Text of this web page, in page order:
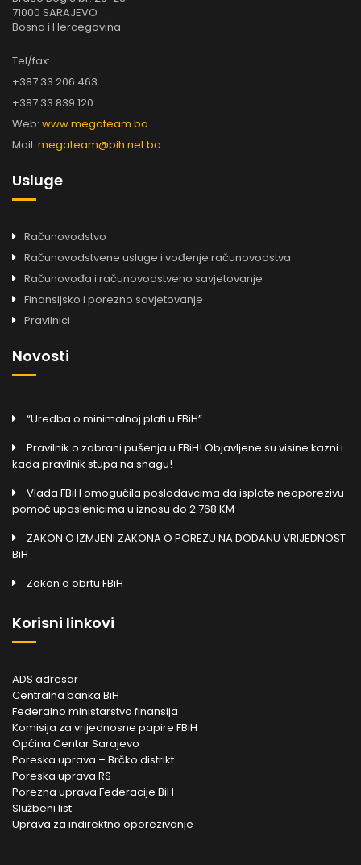
71000 SARAJEVO
Bosna i Hercegovina
Tel/fax:
+387 33 206 463
+387 33 839 120
Web: www.megateam.ba
Mail: megateam@bih.net.ba
Usluge
Računovodstvo
Računovodstvene usluge i vođenje računovodstva
Računovođa i računovodstveno savjetovanje
Finansijsko i porezno savjetovanje
Pravilnici
Novosti
“Uredba o minimalnoj plati u FBiH”
Pravilnik o zabrani pušenja u FBiH! Objavljene su visine kazni i
kada pravilnik stupa na snagu!
Vlada FBiH omogućila poslodavcima da isplate neoporezivu
pomoć uposlenicima u iznosu do 2.768 KM
ZAKON O IZMJENI ZAKONA O POREZU NA DODANU VRIJEDNOST
BiH
Zakon o obrtu FBiH
Korisni linkovi
ADS adresar
Centralna banka BiH
Federalno ministarstvo finansija
Komisija za vrijednosne papire FBiH
Općina Centar Sarajevo
Poreska uprava – Brčko distrikt
Poreska uprava RS
Porezna uprava Federacije BiH
Službeni list
Uprava za indirektno oporezivanje